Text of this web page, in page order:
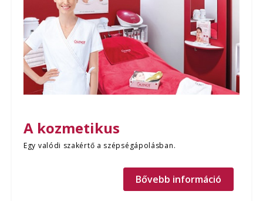
A kozmetikus
Egy valódi szakértő a szépségápolásban.
Bővebb információ